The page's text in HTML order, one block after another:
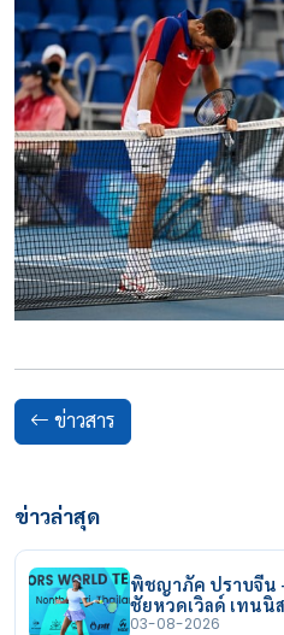
ข่าวสาร
ข่าวล่าสุด
พิชญาภัค ปราบจีน
ชัยหวดเวิลด์ เทนนิส
03-08-2026